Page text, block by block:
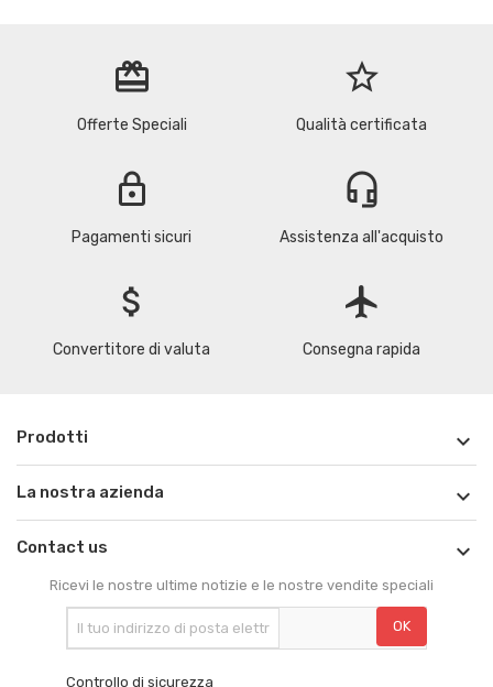
redeem
Offerte Speciali
star_border
Qualità certificata
lock
Pagamenti sicuri
headset_mic
Assistenza all'acquisto
attach_money
Convertitore di valuta
flight
Consegna rapida
Prodotti 
La nostra azienda 
Contact us 
Ricevi le nostre ultime notizie e le nostre vendite speciali
Controllo di sicurezza